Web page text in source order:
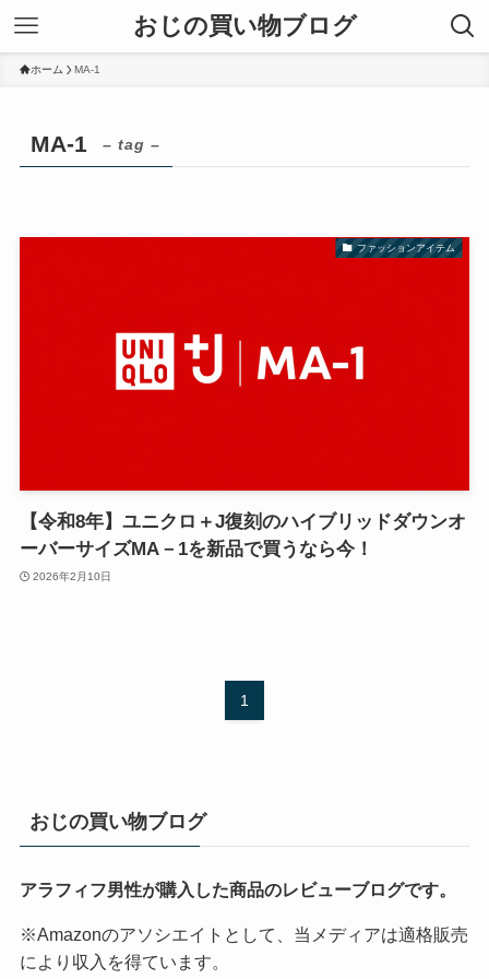
おじの買い物ブログ
ホーム MA-1
MA-1 – tag –
ファッションアイテム
【令和8年】ユニクロ＋J復刻のハイブリッドダウンオ
ーバーサイズMA－1を新品で買うなら今！
2026年2月10日
1
おじの買い物ブログ
アラフィフ男性が購入した商品のレビューブログです。
※Amazonのアソシエイトとして、当メディアは適格販売
により収入を得ています。